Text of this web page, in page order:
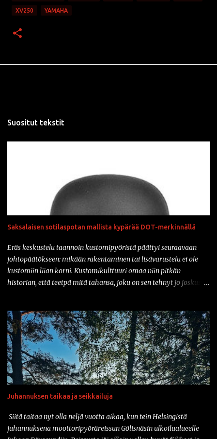
XV250 YAMAHA
Suositut tekstit
Saksalaisen sotilaspotan mallista kypärää DOT-merkinnällä
Eräs keskustelu taannoin kustomipyöristä päättyi seuraavaan
johtopäätökseen: mikään rakentaminen tai lisävarustelu ei ole
kustomiin liian korni. Kustomikulttuuri omaa niin pitkän
historian, että teetpä mitä tahansa, joku on sen tehnyt jo joskus
parin vuoden sisään nähtyä mm. prätkäliivi, mikä oli päällystetty
kokonaan kaljatölkin avausklipsuilla ja muuta vastaavaa.
Natsikypärä on ollut varsinkin sarjakuvissa ja pilapiirroksissa
varsin tyypillinen päähine klisheisillä moottoripyöräkerholaisilla.
Suomessa sotilaspotassa ajaminen ei kuitenkaan ole ollut
luvallista kypärien turvastandardien takia. Mutta nyt asiaan on
saatavilla korjausta: amerikkalainen Iron Horse Helmets
valmistaa nimittäin klassisen Stahlhelmen muotoa jäljittelevää
päivänähän myös DOT kelpaa täällä suomessa. Vaikka tuo
kyseinen...
Juhannuksen taikaa ja seikkailuja
Siitä taitaa nyt olla neljä vuotta aikaa, kun tein Helsingistä
juhannuksena moottoripyöräreissun Gölisnäsin ulkoilualueelle